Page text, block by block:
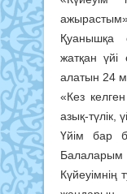
Қуанышқа
жатқан
алатын 24
«Кез
азық-түлік,
Үйім бар